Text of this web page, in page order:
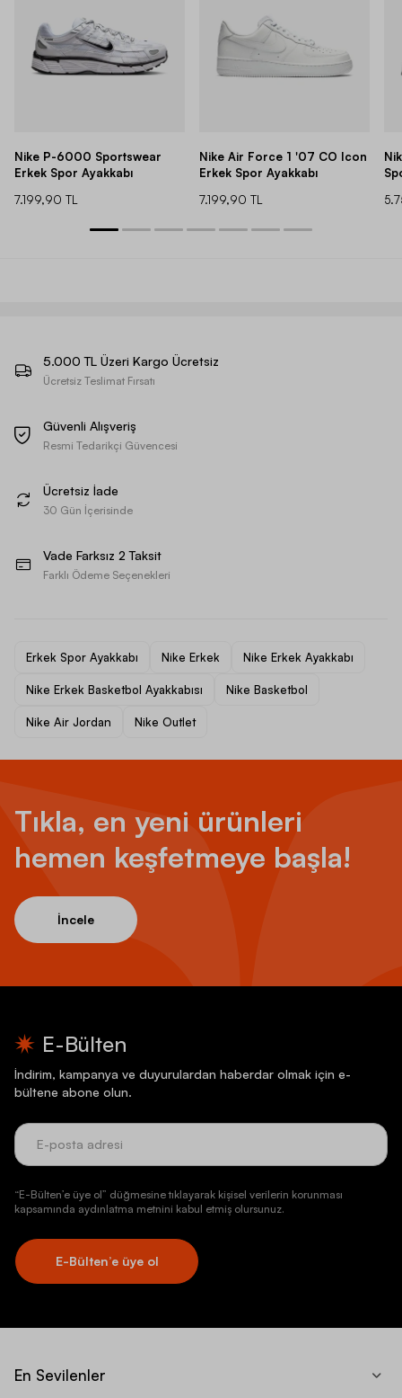
Nike P-6000 Sportswear
Erkek Spor Ayakkabı
7.199,90 TL
Nike Air Force 1 '07 CO Icon
Erkek Spor Ayakkabı
7.199,90 TL
5.000 TL Üzeri Kargo Ücretsiz
Ücretsiz Teslimat Fırsatı
Güvenli Alışveriş
Resmi Tedarikçi Güvencesi
Ücretsiz İade
30 Gün İçerisinde
Vade Farksız 2 Taksit
Farklı Ödeme Seçenekleri
Erkek Spor Ayakkabı Nike Erkek Nike Erkek Ayakkabı
Nike Erkek Basketbol Ayakkabısı Nike Basketbol
Nike Air Jordan Nike Outlet
Tıkla, en yeni ürünleri
hemen keşfetmeye başla!
İncele
E-Bülten
İndirim, kampanya ve duyurulardan haberdar olmak için e-
bültene abone olun.
“E-Bülten’e üye ol” düğmesine tıklayarak kişisel verilerin korunması
kapsamında aydınlatma metnini kabul etmiş olursunuz.
E-Bülten’e üye ol
En Sevilenler